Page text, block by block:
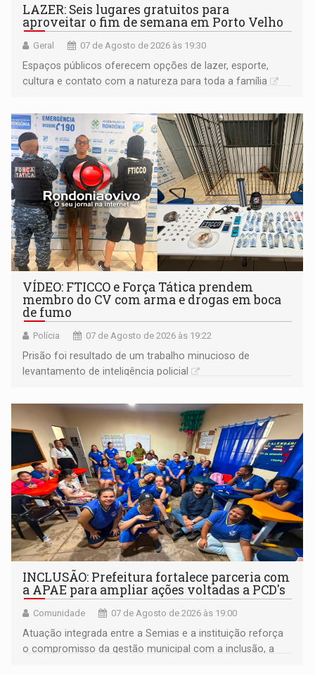
LAZER: Seis lugares gratuitos para
aproveitar o fim de semana em Porto Velho
Geral 07 de Agosto de 2026 às 19:30
Espaços públicos oferecem opções de lazer, esporte,
cultura e contato com a natureza para toda a família
VÍDEO: FTICCO e Força Tática prendem
membro do CV com arma e drogas em boca
de fumo
Polícia 07 de Agosto de 2026 às 19:22
Prisão foi resultado de um trabalho minucioso de
levantamento de inteligência policial
INCLUSÃO: Prefeitura fortalece parceria com
a APAE para ampliar ações voltadas a PCD's
Comunidade 07 de Agosto de 2026 às 19:00
Atuação integrada entre a Semias e a instituição reforça
o compromisso da gestão municipal com a inclusão, a